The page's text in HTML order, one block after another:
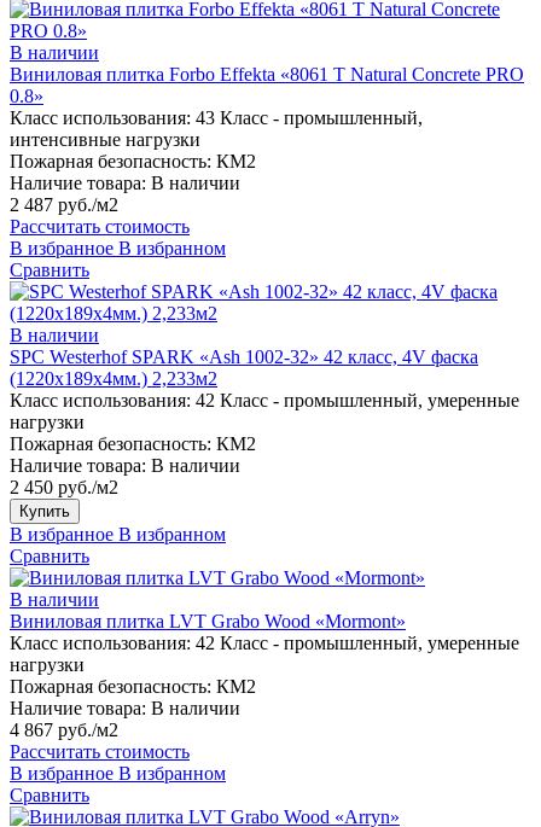
В наличии
Виниловая плитка Forbo Effekta «8061 T Natural Concrete PRO
0.8»
Класс использования: 43 Класс - промышленный,
интенсивные нагрузки
Пожарная безопасность: КМ2
Наличие товара: В наличии
2 487 руб./м2
Рассчитать стоимость
В избранное В избранном
Сравнить
В наличии
SPC Westerhof SPARK «Ash 1002-32» 42 класс, 4V фаска
(1220х189х4мм.) 2,233м2
Класс использования: 42 Класс - промышленный, умеренные
нагрузки
Пожарная безопасность: КМ2
Наличие товара: В наличии
2 450 руб./м2
Купить
В избранное В избранном
Сравнить
В наличии
Виниловая плитка LVT Grabo Wood «Mormont»
Класс использования: 42 Класс - промышленный, умеренные
нагрузки
Пожарная безопасность: КМ2
Наличие товара: В наличии
4 867 руб./м2
Рассчитать стоимость
В избранное В избранном
Сравнить